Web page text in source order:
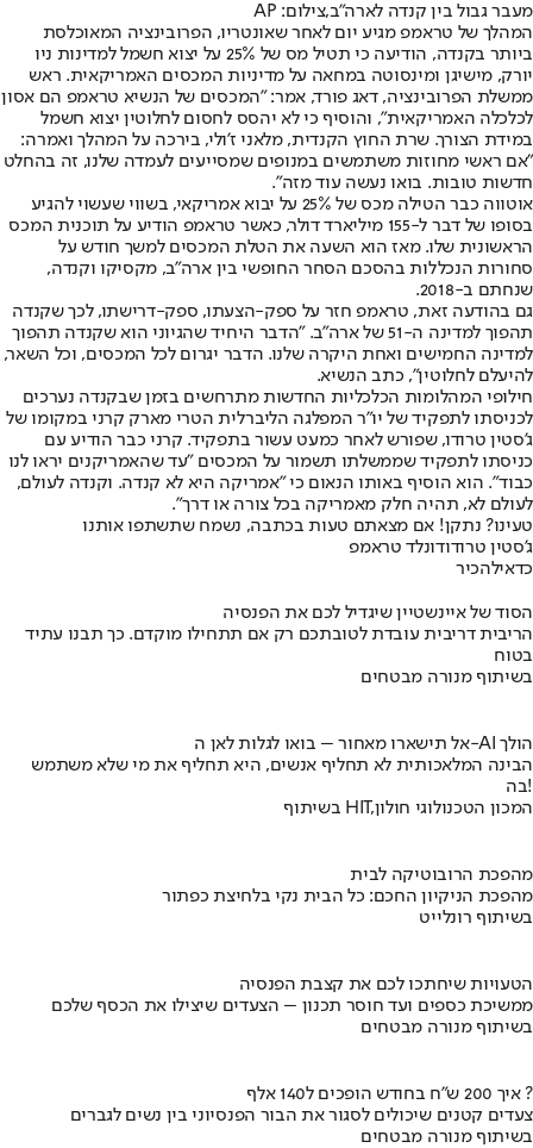
מעבר גבול בין קנדה לארה"ב,צילום: AP
המהלך של טראמפ מגיע יום לאחר שאונטריו, הפרובינציה המאוכלסת
ביותר בקנדה, הודיעה כי תטיל מס של 25% על יצוא חשמל למדינות ניו
יורק, מישיגן ומינסוטה במחאה על מדיניות המכסים האמריקאית. ראש
ממשלת הפרובינציה, דאג פורד, אמר: "המכסים של הנשיא טראמפ הם אסון
לכלכלה האמריקאית", והוסיף כי לא יהסס לחסום לחלוטין יצוא חשמל
במידת הצורך. שרת החוץ הקנדית, מלאני ז'ולי, בירכה על המהלך ואמרה:
"אם ראשי מחוזות משתמשים במנופים שמסייעים לעמדה שלנו, זה בהחלט
חדשות טובות. בואו נעשה עוד מזה".
אוטווה כבר הטילה מכס של 25% על יבוא אמריקאי, בשווי שעשוי להגיע
בסופו של דבר ל-155 מיליארד דולר, כאשר טראמפ הודיע על תוכנית המכס
הראשונית שלו. מאז הוא השעה את הטלת המכסים למשך חודש על
סחורות הנכללות בהסכם הסחר החופשי בין ארה"ב, מקסיקו וקנדה,
שנחתם ב-2018.
גם בהודעה זאת, טראמפ חזר על ספק-הצעתו, ספק-דרישתו, לכך שקנדה
תהפוך למדינה ה-51 של ארה"ב. "הדבר היחיד שהגיוני הוא שקנדה תהפוך
למדינה החמישים ואחת היקרה שלנו. הדבר יגרום לכל המכסים, וכל השאר,
להיעלם לחלוטין", כתב הנשיא.
חילופי המהלומות הכלכליות החדשות מתרחשים בזמן שבקנדה נערכים
לכניסתו לתפקיד של יו"ר המפלגה הליברלית הטרי מארק קרני במקומו של
ג'סטין טרודו, שפורש לאחר כמעט עשור בתפקיד. קרני כבר הודיע עם
כניסתו לתפקיד שממשלתו תשמור על המכסים "עד שהאמריקנים יראו לנו
כבוד". הוא הוסיף באותו הנאום כי "אמריקה היא לא קנדה. וקנדה לעולם,
לעולם לא, תהיה חלק מאמריקה בכל צורה או דרך".
טעינו? נתקן! אם מצאתם טעות בכתבה, נשמח שתשתפו אותנו
ג'סטין טרודודונלד טראמפ
כדאילהכיר
הסוד של איינשטיין שיגדיל לכם את הפנסיה
הריבית דריבית עובדת לטובתכם רק אם תתחילו מוקדם. כך תבנו עתיד
בטוח
בשיתוף מנורה מבטחים
אל תישארו מאחור – בואו לגלות לאן ה-AI הולך
הבינה המלאכותית לא תחליף אנשים, היא תחליף את מי שלא משתמש
בה!
בשיתוף HIT,המכון הטכנולוגי חולון
מהפכת הרובוטיקה לבית
מהפכת הניקיון החכם: כל הבית נקי בלחיצת כפתור
בשיתוף רונלייט
הטעויות שיחתכו לכם את קצבת הפנסיה
ממשיכת כספים ועד חוסר תכנון – הצעדים שיצילו את הכסף שלכם
בשיתוף מנורה מבטחים
איך 200 ש"ח בחודש הופכים ל140 אלף ?
צעדים קטנים שיכולים לסגור את הבור הפנסיוני בין נשים לגברים
בשיתוף מנורה מבטחים